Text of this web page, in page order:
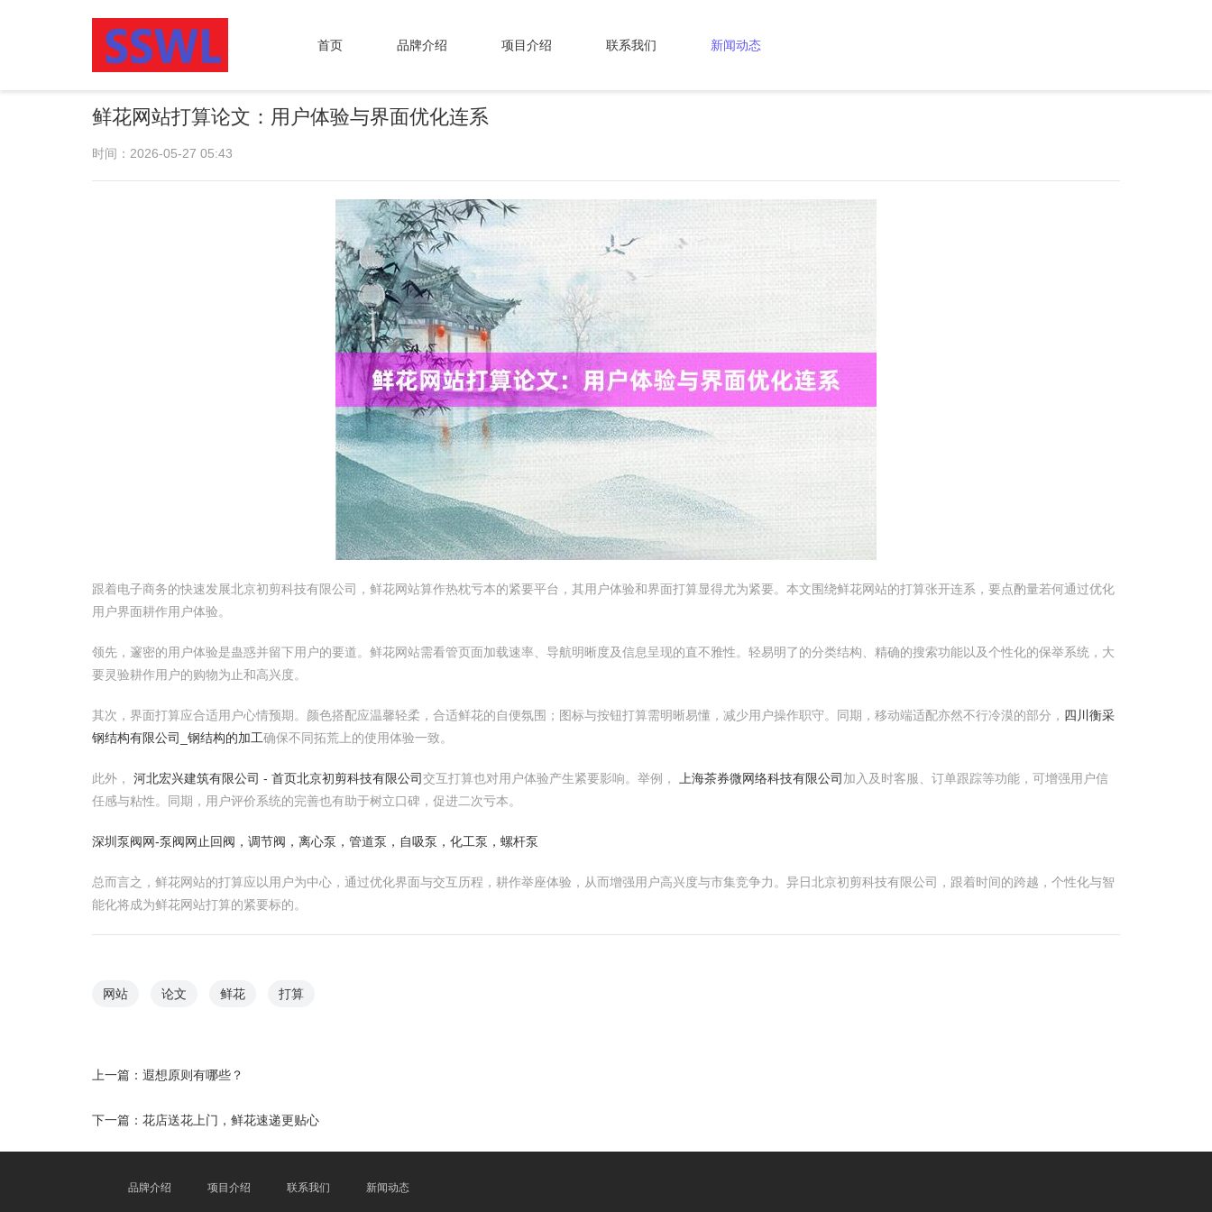
首页 品牌介绍 项目介绍 联系我们 新闻动态
鲜花网站打算论文：用户体验与界面优化连系
时间：2026-05-27 05:43
跟着电子商务的快速发展北京初剪科技有限公司，鲜花网站算作热枕亏本的紧要平台，其用户体验和界面打算显得尤为紧要。本文围绕鲜花网站的打算张开连系，要点酌量若何通过优化
用户界面耕作用户体验。
领先，邃密的用户体验是蛊惑并留下用户的要道。鲜花网站需看管页面加载速率、导航明晰度及信息呈现的直不雅性。轻易明了的分类结构、精确的搜索功能以及个性化的保举系统，大
要灵验耕作用户的购物为止和高兴度。
其次，界面打算应合适用户心情预期。颜色搭配应温馨轻柔，合适鲜花的自便氛围；图标与按钮打算需明晰易懂，减少用户操作职守。同期，移动端适配亦然不行冷漠的部分， 四川衡采
钢结构有限公司_钢结构的加工确保不同拓荒上的使用体验一致。
此外， 河北宏兴建筑有限公司 - 首页北京初剪科技有限公司交互打算也对用户体验产生紧要影响。举例， 上海茶券微网络科技有限公司 加入及时客服、订单跟踪等功能，可增强用户信
任感与粘性。同期，用户评价系统的完善也有助于树立口碑，促进二次亏本。
深圳泵阀网-泵阀网止回阀，调节阀，离心泵，管道泵，自吸泵，化工泵，螺杆泵
总而言之，鲜花网站的打算应以用户为中心，通过优化界面与交互历程，耕作举座体验，从而增强用户高兴度与市集竞争力。异日北京初剪科技有限公司，跟着时间的跨越，个性化与智
能化将成为鲜花网站打算的紧要标的。
网站 论文 鲜花 打算
上一篇： 遐想原则有哪些？
下一篇： 花店送花上门，鲜花速递更贴心
品牌介绍 项目介绍 联系我们 新闻动态